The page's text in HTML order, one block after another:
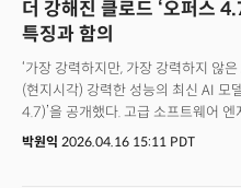
더 강해진 클로드 ‘오퍼스
특징과 함의
‘가장 강력하지만, 가장 강력하지 않
(현지시각) 강력한 성능의 최신 AI 모
4.7)’을 공개했다. 고급 소프트웨어
개선을 이뤘고, 비전(vision, 시각) 처
박원익 2026.04.16 15:11 PDT